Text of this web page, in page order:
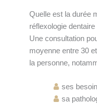
Quelle est la durée
réflexologie dentaire
Une consultation
moyenne entre 30
la personne,
ses
sa